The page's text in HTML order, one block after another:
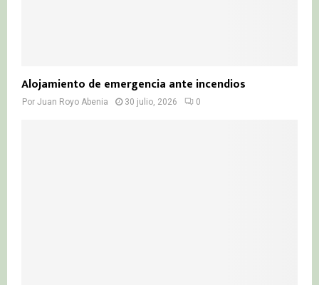
Alojamiento de emergencia ante incendios
Por Juan Royo Abenia 30 julio, 2026 0